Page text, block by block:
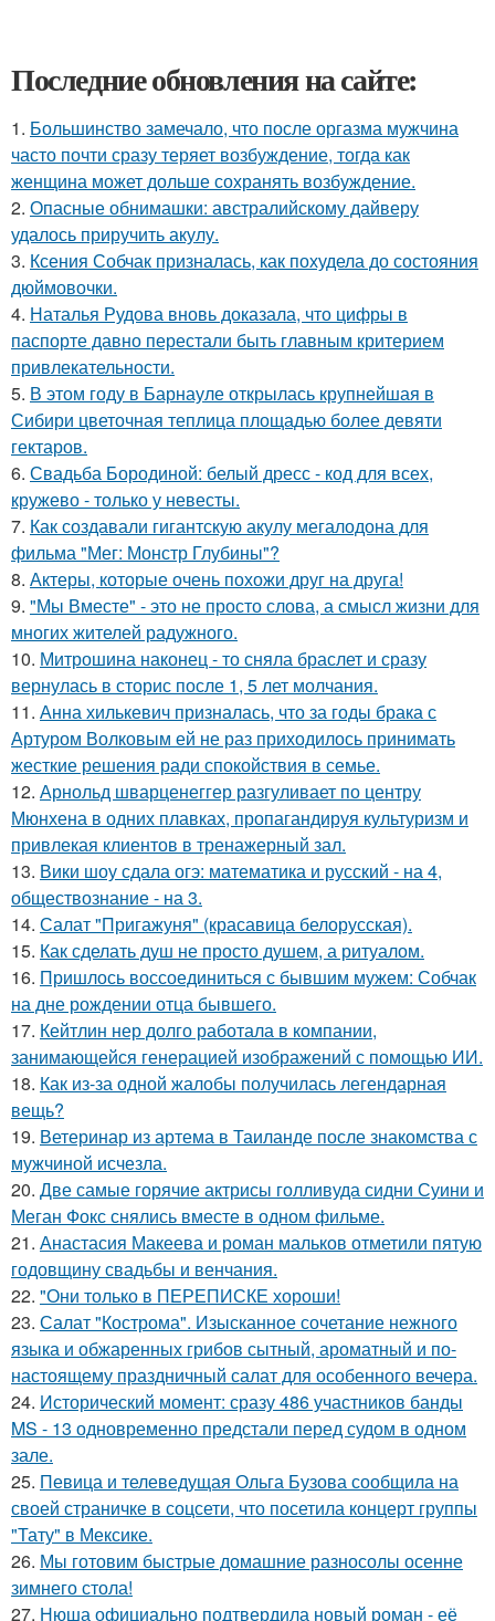
Последние обновления на сайте:
1. Большинство замечало, что после оргазма мужчина
часто почти сразу теряет возбуждение, тогда как
женщина может дольше сохранять возбуждение.
2. Опасные обнимашки: австралийскому дайверу
удалось приручить акулу.
3. Ксения Собчак призналась, как похудела до состояния
дюймовочки.
4. Наталья Рудова вновь доказала, что цифры в
паспорте давно перестали быть главным критерием
привлекательности.
5. В этом году в Барнауле открылась крупнейшая в
Сибири цветочная теплица площадью более девяти
гектаров.
6. Свадьба Бородиной: белый дресс - код для всех,
кружево - только у невесты.
7. Как создавали гигантскую акулу мегалодона для
фильма "Мег: Монстр Глубины"?
8. Актеры, которые очень похожи друг на друга!
9. "Мы Вместе" - это не просто слова, а смысл жизни для
многих жителей радужного.
10. Митрошина наконец - то сняла браслет и сразу
вернулась в сторис после 1, 5 лет молчания.
11. Анна хилькевич призналась, что за годы брака с
Артуром Волковым ей не раз приходилось принимать
жесткие решения ради спокойствия в семье.
12. Арнольд шварценеггер разгуливает по центру
Мюнхена в одних плавках, пропагандируя культуризм и
привлекая клиентов в тренажерный зал.
13. Вики шоу сдала огэ: математика и русский - на 4,
обществознание - на 3.
14. Салат "Пригажуня" (красавица белорусская).
15. Как сделать душ не просто душем, а ритуалом.
16. Пришлось воссоединиться с бывшим мужем: Собчак
на дне рождении отца бывшего.
17. Кейтлин нер долго работала в компании,
занимающейся генерацией изображений с помощью ИИ.
18. Как из-за одной жалобы получилась легендарная
вещь?
19. Ветеринар из артема в Таиланде после знакомства с
мужчиной исчезла.
20. Две самые горячие актрисы голливуда сидни Суини и
Меган Фокс снялись вместе в одном фильме.
21. Анастасия Макеева и роман мальков отметили пятую
годовщину свадьбы и венчания.
22. "Они только в ПЕРЕПИСКЕ хороши!
23. Салат "Кострома". Изысканное сочетание нежного
языка и обжаренных грибов сытный, ароматный и по-
настоящему праздничный салат для особенного вечера.
24. Исторический момент: сразу 486 участников банды
MS - 13 одновременно предстали перед судом в одном
зале.
25. Певица и телеведущая Ольга Бузова сообщила на
своей страничке в соцсети, что посетила концерт группы
"Тату" в Мексике.
26. Мы готовим быстрые домашние разносолы осенне
зимнего стола!
27. Нюша официально подтвердила новый роман - её